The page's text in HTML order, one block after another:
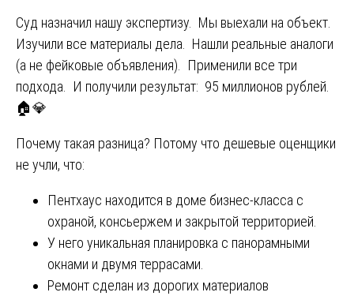
Суд назначил нашу экспертизу. Мы выехали на объект.
Изучили все материалы дела. Нашли реальные аналоги
(а не фейковые объявления). Применили все три
подхода. И получили результат: 95 миллионов рублей.
🏠💎
Почему такая разница? Потому что дешевые оценщики
не учли, что:
Пентхаус находится в доме бизнес-класса с
охраной, консьержем и закрытой территорией.
У него уникальная планировка с панорамными
окнами и двумя террасами.
Ремонт сделан из дорогих материалов